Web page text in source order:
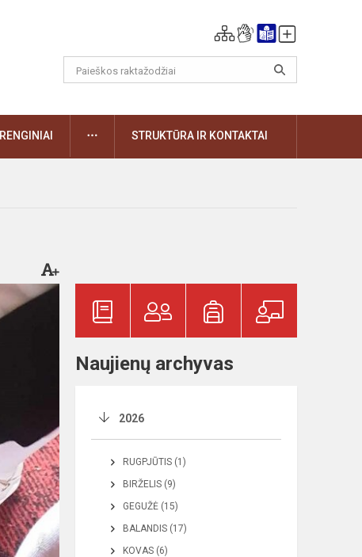
RENGINIAI DAUGIAUSTRUKTŪRA IR KONTAKTAI
Naujienų archyvas
2026
RUGPJŪTIS (1)
BIRŽELIS (9)
GEGUŽĖ (15)
BALANDIS (17)
KOVAS (6)